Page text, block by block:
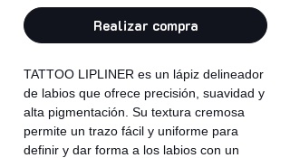
Realizar compra
TATTOO LIPLINER es un lápiz delineador
de labios que ofrece precisión, suavidad y
alta pigmentación. Su textura cremosa
permite un trazo fácil y uniforme para
definir y dar forma a los labios con un